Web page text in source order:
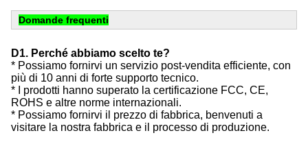
Domande frequenti
D1. Perché abbiamo scelto te?
* Possiamo fornirvi un servizio post-vendita efficiente, con
più di 10 anni di forte supporto tecnico.
* I prodotti hanno superato la certificazione FCC, CE,
ROHS e altre norme internazionali.
* Possiamo fornirvi il prezzo di fabbrica, benvenuti a
visitare la nostra fabbrica e il processo di produzione.